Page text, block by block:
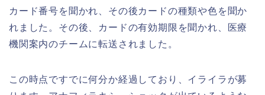
カード番号を聞かれ、その後カードの種類や色を聞か
れました。その後、カードの有効期限を聞かれ、医療
機関案内のチームに転送されました。
この時点ですでに何分か経過しており、イライラが募